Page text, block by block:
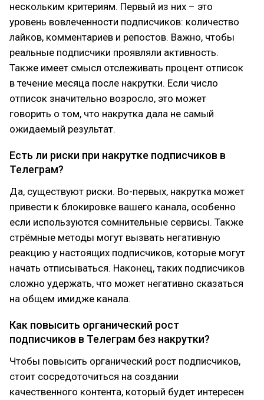
нескольким критериям. Первый из них – это
уровень вовлеченности подписчиков: количество
лайков, комментариев и репостов. Важно, чтобы
реальные подписчики проявляли активность.
Также имеет смысл отслеживать процент отписок
в течение месяца после накрутки. Если число
отписок значительно возросло, это может
говорить о том, что накрутка дала не самый
ожидаемый результат.
Есть ли риски при накрутке подписчиков в
Телеграм?
Да, существуют риски. Во-первых, накрутка может
привести к блокировке вашего канала, особенно
если используются сомнительные сервисы. Также
стрёмные методы могут вызвать негативную
реакцию у настоящих подписчиков, которые могут
начать отписываться. Наконец, таких подписчиков
сложно удержать, что может негативно сказаться
на общем имидже канала.
Как повысить органический рост
подписчиков в Телеграм без накрутки?
Чтобы повысить органический рост подписчиков,
стоит сосредоточиться на создании
качественного контента, который будет интересен